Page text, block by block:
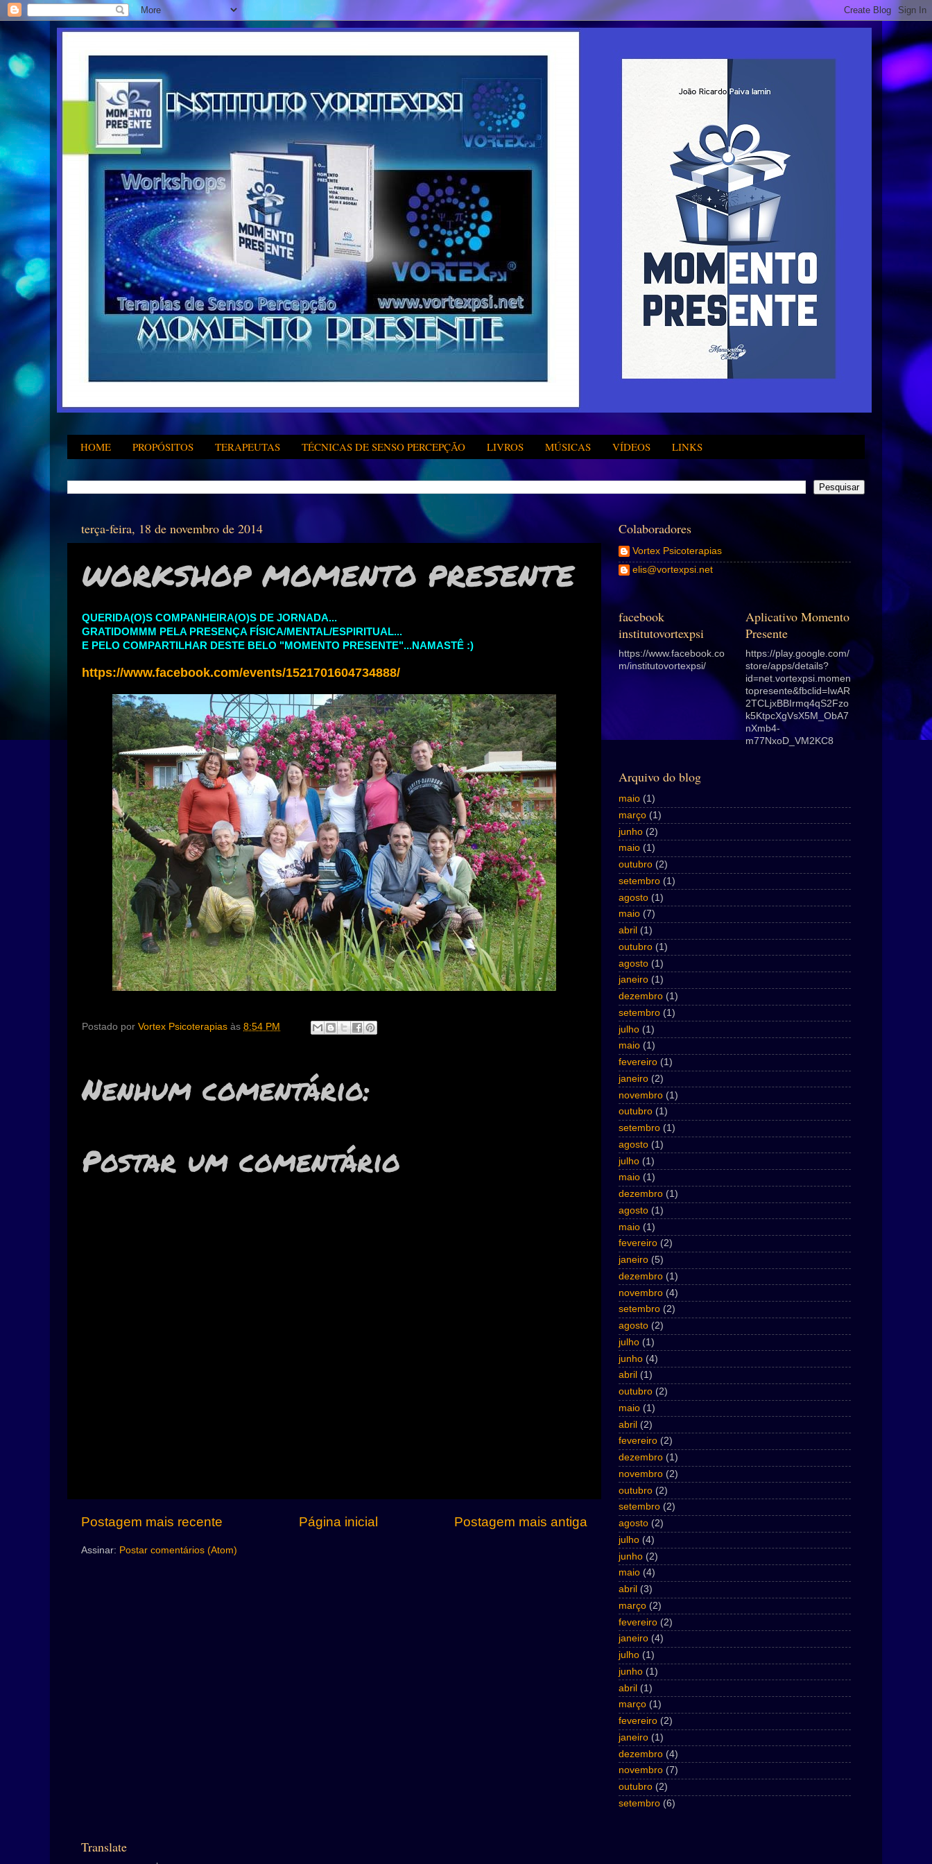
HOME PROPÓSITOS TERAPEUTAS TÉCNICAS DE SENSO PERCEPÇÃO LIVROS MÚSICAS VÍDEOS LINKS
terça-feira, 18 de novembro de 2014
WORKSHOP MOMENTO PRESENTE
QUERIDA(O)S COMPANHEIRA(O)S DE JORNADA...
GRATIDOMMM PELA PRESENÇA FÍSICA/MENTAL/ESPIRITUAL...
E PELO COMPARTILHAR DESTE BELO "MOMENTO PRESENTE"...NAMASTÊ :)
https://www.facebook.com/events/1521701604734888/
Postado por Vortex Psicoterapias às 8:54 PM
Nenhum comentário:
Postar um comentário
Postagem mais recente Postagem mais antiga
Página inicial
Assinar: Postar comentários (Atom)
Colaboradores
Vortex Psicoterapias
elis@vortexpsi.net
facebook
institutovortexpsi
https://www.facebook.co
m/institutovortexpsi/
Aplicativo Momento
Presente
https://play.google.com/
store/apps/details?
id=net.vortexpsi.momen
topresente&fbclid=IwAR
2TCLjxBBIrmq4qS2Fzo
k5KtpcXgVsX5M_ObA7
nXmb4-
m77NxoD_VM2KC8
Arquivo do blog
maio (1)
março (1)
junho (2)
maio (1)
outubro (2)
setembro (1)
agosto (1)
maio (7)
abril (1)
outubro (1)
agosto (1)
janeiro (1)
dezembro (1)
setembro (1)
julho (1)
maio (1)
fevereiro (1)
janeiro (2)
novembro (1)
outubro (1)
setembro (1)
agosto (1)
julho (1)
maio (1)
dezembro (1)
agosto (1)
maio (1)
fevereiro (2)
janeiro (5)
dezembro (1)
novembro (4)
setembro (2)
agosto (2)
julho (1)
junho (4)
abril (1)
outubro (2)
maio (1)
abril (2)
fevereiro (2)
dezembro (1)
novembro (2)
outubro (2)
setembro (2)
agosto (2)
julho (4)
junho (2)
maio (4)
abril (3)
março (2)
fevereiro (2)
janeiro (4)
julho (1)
junho (1)
abril (1)
março (1)
fevereiro (2)
janeiro (1)
dezembro (4)
novembro (7)
outubro (2)
setembro (6)
Translate